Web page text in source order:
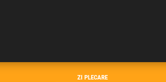
ZI PLECARE